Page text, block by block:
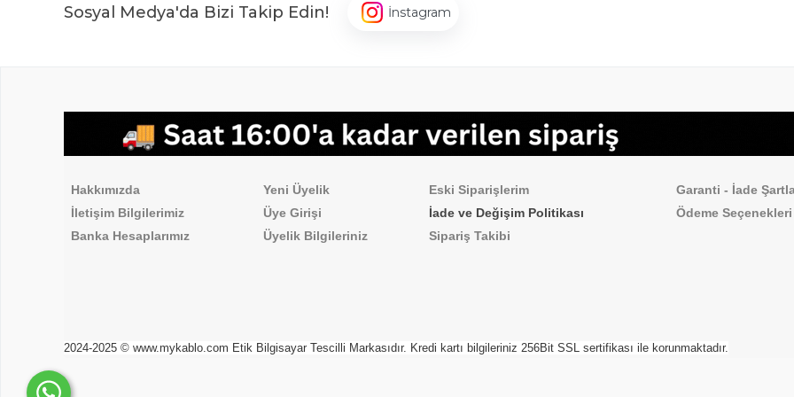
Sosyal Medya'da Bizi Takip Edin! İnstagram
Hakkımızda Sipariş İşlemleri
Hakkımızda Yeni Üyelik Eski Siparişlerim
Garanti - İade
İletişim Bilgilerimiz
Üye Girişi İade ve Değişim Politikası Ödeme Seçenekleri
Banka Hesaplarımız
Üyelik Bilgileriniz Sipariş Takibi
2024-2025 © www.mykablo.com Etik Bilgisayar Tescilli Markasıdır. Kredi kartı bilgileriniz 256Bit SSL sertifikası ile korunmaktadır.